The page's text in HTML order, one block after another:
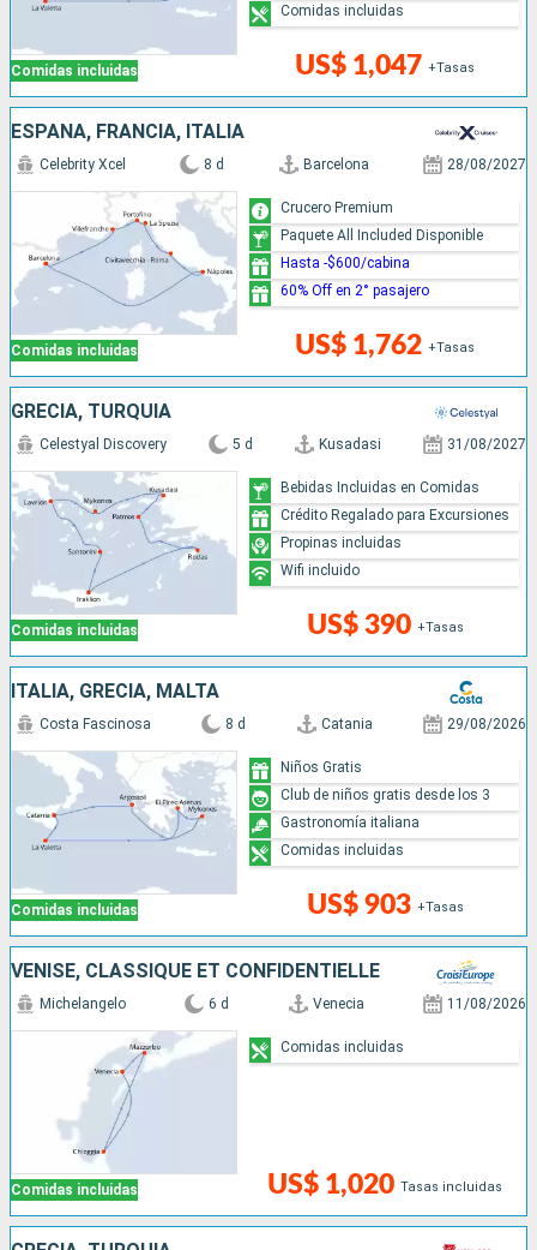
Comidas incluidas US$ 1,047 +Tasas
Comidas incluidas
ESPAÑA, FRANCIA, ITALIA
Comidas incluidas
Celebrity Xcel 8 d Barcelona 28/08/2027
US$ 1,762 +Tasas
Crucero Premium
Paquete All Included Disponible
Hasta -$600/cabina
60% Off en 2° pasajero
GRECIA, TURQUÍA
Comidas incluidas
Celestyal Discovery 5 d Kusadasi 31/08/2027
US$ 390 +Tasas
Bebidas Incluidas en Comidas
Crédito Regalado para Excursiones
Propinas incluidas
Wifi incluido
ITALIA, GRECIA, MALTA
Comidas incluidas
Costa Fascinosa 8 d Catania 29/08/2026
US$ 903 +Tasas
Niños Gratis
Club de niños gratis desde los 3
Gastronomía italiana
Comidas incluidas
VENISE, CLASSIQUE ET CONFIDENTIELLE
Comidas incluidas
Michelangelo 6 d Venecia 11/08/2026
US$ 1,020 Tasas incluidas
Comidas incluidas